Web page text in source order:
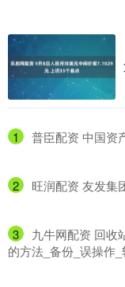
1 普臣配资 中国资
2 旺润配资 友发集
3
九牛网配资 回收
的方法_备份_误操作